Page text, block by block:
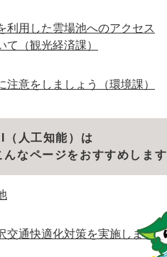
利用した雲場池へのアクセス
て（観光経済課）
注意をしましょう（環境課）
（人工知能）は
んなページをおすすめします
交通快適化対策を実施します